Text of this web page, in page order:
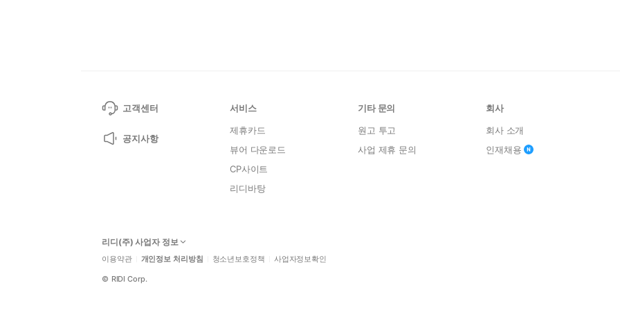
고객센터
공지사항
서비스
제휴카드
뷰어 다운로드
CP사이트
리디바탕
기타 문의
원고 투고
사업 제휴 문의
회사
회사 소개
인재채용
리디(주) 사업자 정보
이용약관 개인정보 처리방침 청소년보호정책 사업자정보확인
© RIDI Corp.